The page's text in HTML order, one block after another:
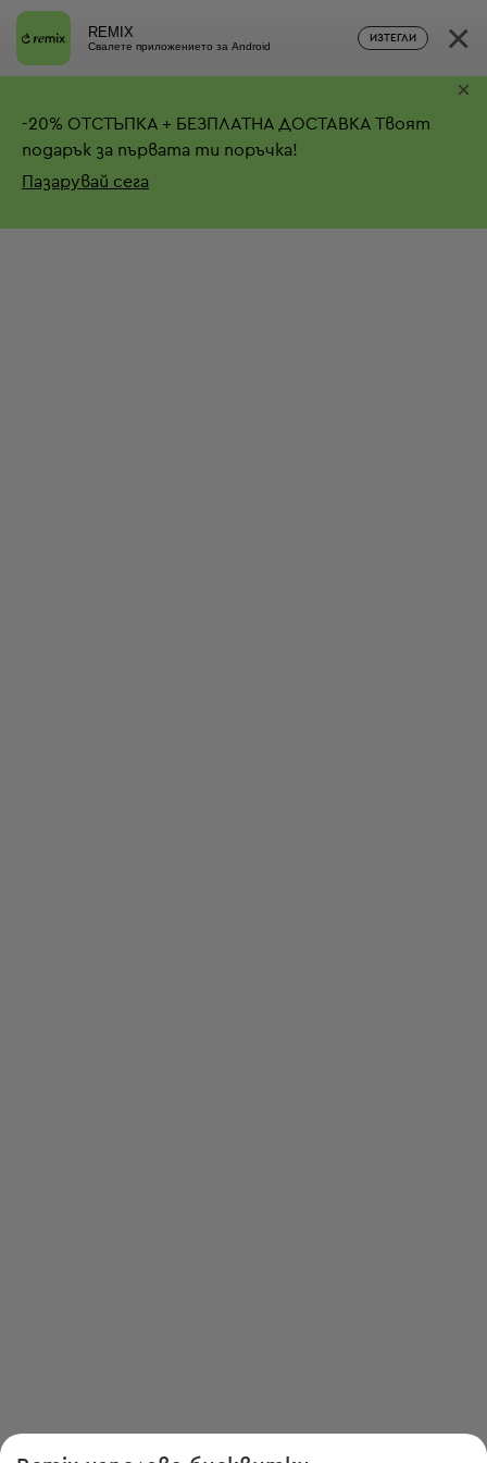
REMIX
Свалете приложението за Android
ИЗТЕГЛИ ×
-20% ОТСТЪПКА + БЕЗПЛАТНА ДОСТАВКА Твоят
подарък за първата ти поръчка!
Пазарувай сега
×